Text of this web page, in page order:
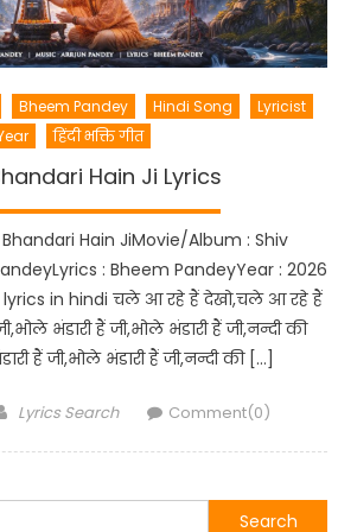
Bheem Pandey Hindi Song
Lyricist
हिंदी भक्ति गीत
Hain Ji Lyrics
Hain JiMovie/Album : Shiv
: Bheem PandeyYear : 2026
in hindi चले आ रहे हैं देखो,चले आ रहे हैं
भंडारी हैं जी,भोले भंडारी हैं जी,नन्दी की
हैं जी,भोले भंडारी हैं जी,नन्दी की […]
Author
Lyrics Search Comment(0)